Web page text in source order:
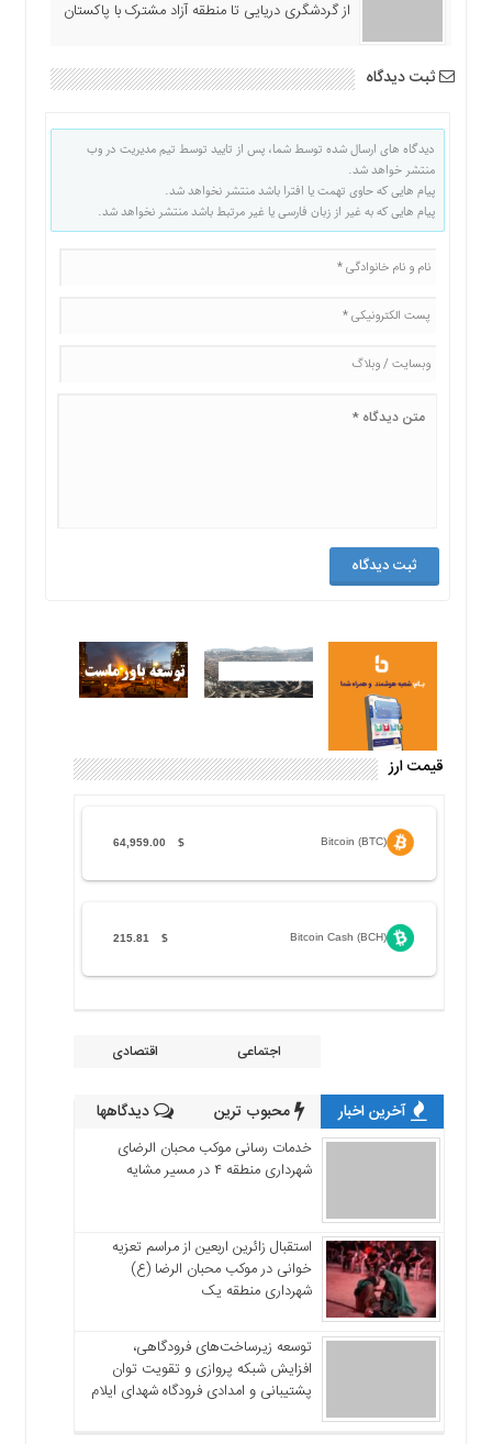
از گردشگری دریایی تا منطقه آزاد مشترک با پاکستان
ثبت دیدگاه
دیدگاه های ارسال شده توسط شما، پس از تایید توسط تیم مدیریت در وب
منتشر خواهد شد.
پیام هایی که حاوی تهمت یا افترا باشد منتشر نخواهد شد.
پیام هایی که به غیر از زبان فارسی یا غیر مرتبط باشد منتشر نخواهد شد.
قیمت ارز
Bitcoin (BTC)
$
64,959.00
Bitcoin Cash (BCH)
$
215.81
اجتماعی اقتصادی
آخرین اخبار محبوب ترین دیدگاهها
خدمات رسانی موکب محبان الرضای
شهرداری منطقه ۴ در مسیر مشایه
استقبال زائرین اربعین از مراسم تعزیه
خوانی در موکب محبان الرضا (ع)
شهرداری منطقه یک
توسعه زیرساخت‌های فرودگاهی،
افزایش شبکه پروازی و تقویت توان
پشتیبانی و امدادی فرودگاه شهدای ایلام